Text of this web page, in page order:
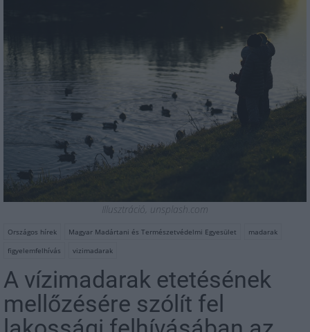
Illusztráció, unsplash.com
Országos hírek Magyar Madártani és Természetvédelmi Egyesület
madarak
figyelemfelhívás
vizimadarak
A vízimadarak etetésének
mellőzésére szólít fel